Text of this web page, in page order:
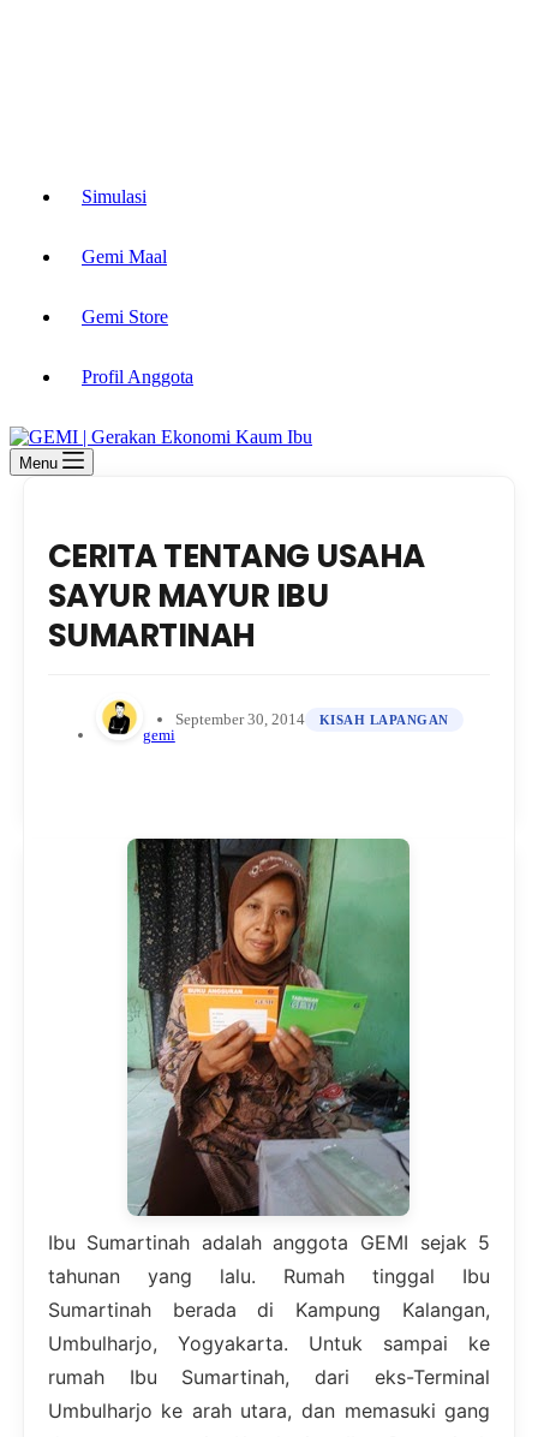
Simulasi
Gemi Maal
Gemi Store
Profil Anggota
Menu
CERITA TENTANG USAHA
SAYUR MAYUR IBU
SUMARTINAH
gemi
September 30, 2014 KISAH LAPANGAN
Ibu Sumartinah adalah anggota GEMI sejak 5
tahunan yang lalu. Rumah tinggal Ibu
Sumartinah berada di Kampung Kalangan,
Umbulharjo, Yogyakarta. Untuk sampai ke
rumah Ibu Sumartinah, dari eks-Terminal
Umbulharjo ke arah utara, dan memasuki gang